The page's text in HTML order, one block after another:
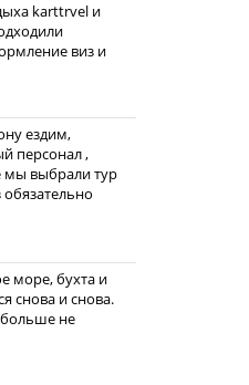
karttrvel и
виз и
ездим,
персонал ,
мы выбрали тур
море, бухта и
снова и снова.
больше не